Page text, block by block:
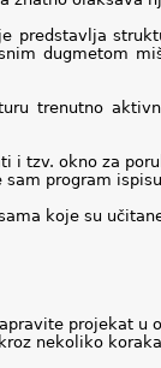
predstavlja
dugmetom
trenutno
i tzv. okno za
program
koje su
projekat u
nekoliko